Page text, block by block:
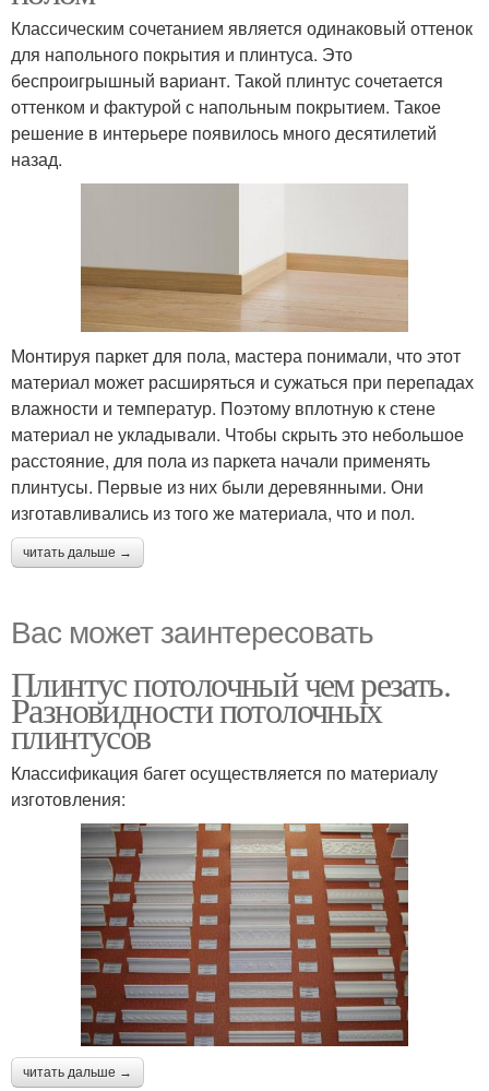
Классическим сочетанием является одинаковый оттенок
для напольного покрытия и плинтуса. Это
беспроигрышный вариант. Такой плинтус сочетается
оттенком и фактурой с напольным покрытием. Такое
решение в интерьере появилось много десятилетий
назад.
Монтируя паркет для пола, мастера понимали, что этот
материал может расширяться и сужаться при перепадах
влажности и температур. Поэтому вплотную к стене
материал не укладывали. Чтобы скрыть это небольшое
расстояние, для пола из паркета начали применять
плинтусы. Первые из них были деревянными. Они
изготавливались из того же материала, что и пол.
читать дальше →
Вас может заинтересовать
Плинтус потолочный чем резать.
Разновидности потолочных
плинтусов
Классификация багет осуществляется по материалу
изготовления:
читать дальше →